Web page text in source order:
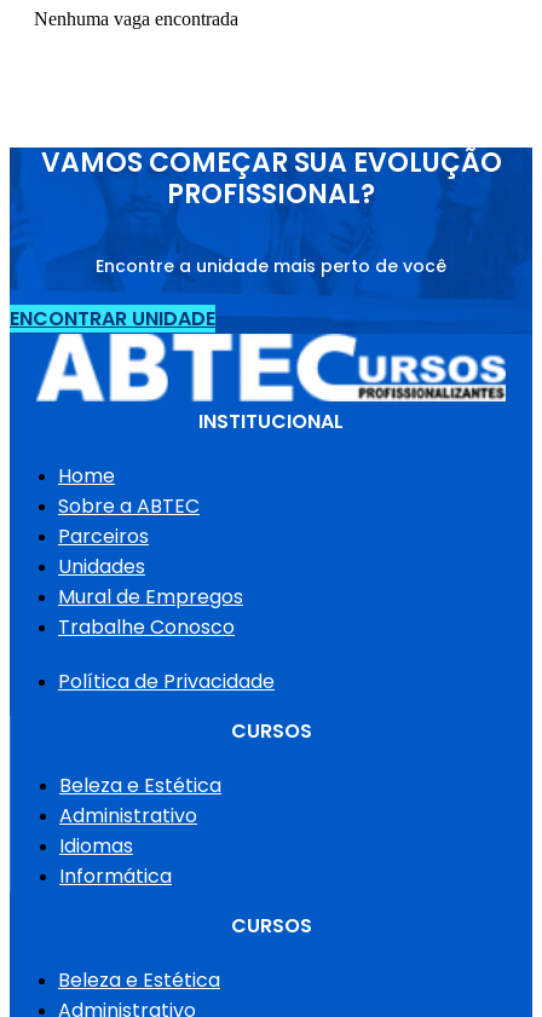
Nenhuma vaga encontrada
VAMOS COMEÇAR SUA EVOLUÇÃO
PROFISSIONAL?
Encontre a unidade mais perto de você
ENCONTRAR UNIDADE
INSTITUCIONAL
Home
Sobre a ABTEC
Parceiros
Unidades
Mural de Empregos
Trabalhe Conosco
Política de Privacidade
CURSOS
Beleza e Estética
Administrativo
Idiomas
Informática
CURSOS
Beleza e Estética
Administrativo